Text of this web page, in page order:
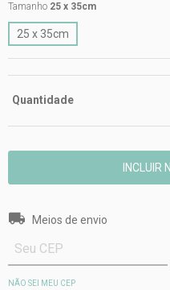
Tamanho 25 x 35cm
25 x 35cm
Quantidade
Entregas para o CEP:
Meios de envio
NÃO SEI MEU CEP